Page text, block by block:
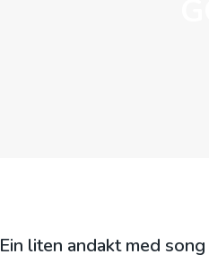
Ein liten andakt med